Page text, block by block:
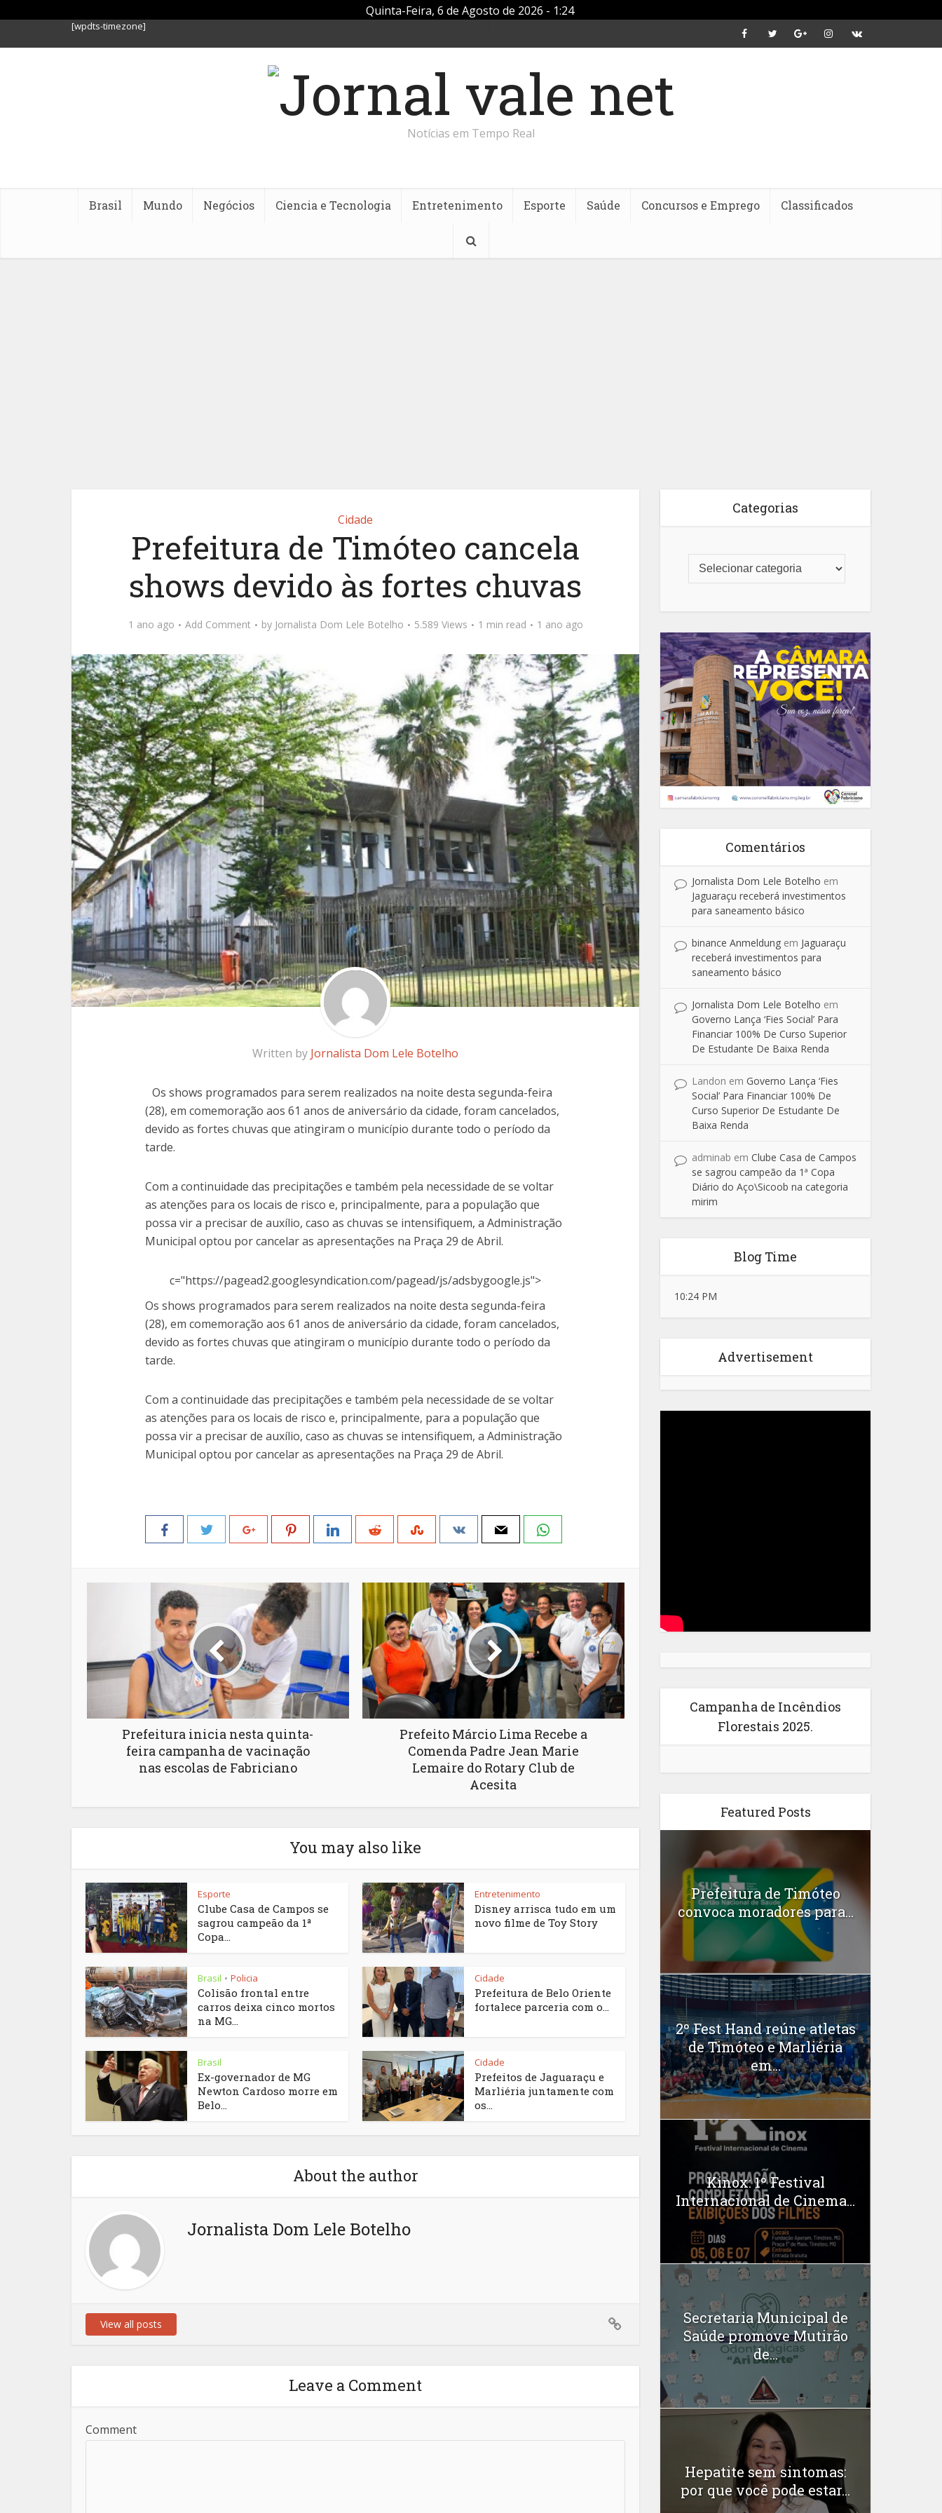
Quinta-Feira, 6 de Agosto de 2026 - 1:24
[wpdts-timezone]
Notícias em Tempo Real
Brasil Mundo Negócios Ciencia e Tecnologia Entretenimento Esporte Saúde Concursos e Emprego Classificados
Cidade
Prefeitura de Timóteo cancela
shows devido às fortes chuvas
1 ano ago Add Comment by Jornalista Dom Lele Botelho 5.589 Views 1 min read 1 ano ago
Written by Jornalista Dom Lele Botelho
Os shows programados para serem realizados na noite desta segunda-feira
(28), em comemoração aos 61 anos de aniversário da cidade, foram cancelados,
devido as fortes chuvas que atingiram o município durante todo o período da
tarde.
Com a continuidade das precipitações e também pela necessidade de se voltar
as atenções para os locais de risco e, principalmente, para a população que
possa vir a precisar de auxílio, caso as chuvas se intensifiquem, a Administração
Municipal optou por cancelar as apresentações na Praça 29 de Abril.
c="https://pagead2.googlesyndication.com/pagead/js/adsbygoogle.js">
Os shows programados para serem realizados na noite desta segunda-feira
(28), em comemoração aos 61 anos de aniversário da cidade, foram cancelados,
devido as fortes chuvas que atingiram o município durante todo o período da
tarde.
Com a continuidade das precipitações e também pela necessidade de se voltar
as atenções para os locais de risco e, principalmente, para a população que
possa vir a precisar de auxílio, caso as chuvas se intensifiquem, a Administração
Municipal optou por cancelar as apresentações na Praça 29 de Abril.
Prefeitura inicia nesta quinta-
feira campanha de vacinação
nas escolas de Fabriciano
Prefeito Márcio Lima Recebe a
Comenda Padre Jean Marie
Lemaire do Rotary Club de
Acesita
You may also like
Esporte
Clube Casa de Campos se
sagrou campeão da 1ª
Copa...
Entretenimento
Disney arrisca tudo em um
novo filme de Toy Story
Brasil • Policia
Colisão frontal entre
carros deixa cinco mortos
na MG...
Cidade
Prefeitura de Belo Oriente
fortalece parceria com o...
Brasil
Ex-governador de MG
Newton Cardoso morre em
Belo...
Cidade
Prefeitos de Jaguaraçu e
Marliéria juntamente com
os...
About the author
Jornalista Dom Lele Botelho
View all posts
Leave a Comment
Comment
Categorias
Comentários
Jornalista Dom Lele Botelho em
Jaguaraçu receberá investimentos
para saneamento básico
binance Anmeldung em Jaguaraçu
receberá investimentos para
saneamento básico
Jornalista Dom Lele Botelho em
Governo Lança ‘Fies Social’ Para
Financiar 100% De Curso Superior
De Estudante De Baixa Renda
Landon em Governo Lança ‘Fies
Social’ Para Financiar 100% De
Curso Superior De Estudante De
Baixa Renda
adminab em Clube Casa de Campos
se sagrou campeão da 1ª Copa
Diário do Aço\Sicoob na categoria
mirim
Blog Time
10:24 PM
Advertisement
Campanha de Incêndios
Florestais 2025.
Featured Posts
Prefeitura de Timóteo
convoca moradores para...
2º Fest Hand reúne atletas
de Timóteo e Marliéria
em...
Kinox: 1º Festival
Internacional de Cinema...
Secretaria Municipal de
Saúde promove Mutirão
de...
Hepatite sem sintomas:
por que você pode estar...